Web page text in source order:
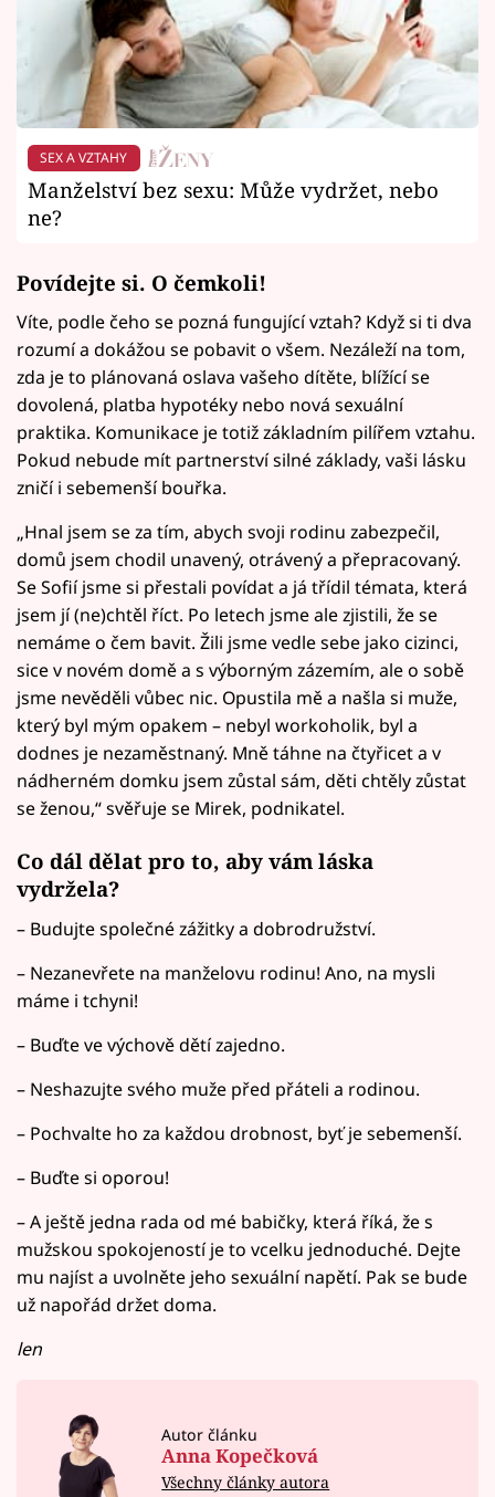
SEX A VZTAHY
Manželství bez sexu: Může vydržet, nebo
ne?
Povídejte si. O čemkoli!
Víte, podle čeho se pozná fungující vztah? Když si ti dva
rozumí a dokážou se pobavit o všem. Nezáleží na tom,
zda je to plánovaná oslava vašeho dítěte, blížící se
dovolená, platba hypotéky nebo nová sexuální
praktika. Komunikace je totiž základním pilířem vztahu.
Pokud nebude mít partnerství silné základy, vaši lásku
zničí i sebemenší bouřka.
„Hnal jsem se za tím, abych svoji rodinu zabezpečil,
domů jsem chodil unavený, otrávený a přepracovaný.
Se Sofií jsme si přestali povídat a já třídil témata, která
jsem jí (ne)chtěl říct. Po letech jsme ale zjistili, že se
nemáme o čem bavit. Žili jsme vedle sebe jako cizinci,
sice v novém domě a s výborným zázemím, ale o sobě
jsme nevěděli vůbec nic. Opustila mě a našla si muže,
který byl mým opakem – nebyl workoholik, byl a
dodnes je nezaměstnaný. Mně táhne na čtyřicet a v
nádherném domku jsem zůstal sám, děti chtěly zůstat
se ženou,“ svěřuje se Mirek, podnikatel.
Co dál dělat pro to, aby vám láska
vydržela?
– Budujte společné zážitky a dobrodružství.
– Nezanevřete na manželovu rodinu! Ano, na mysli
máme i tchyni!
– Buďte ve výchově dětí zajedno.
– Neshazujte svého muže před přáteli a rodinou.
– Pochvalte ho za každou drobnost, byť je sebemenší.
– Buďte si oporou!
– A ještě jedna rada od mé babičky, která říká, že s
mužskou spokojeností je to vcelku jednoduché. Dejte
mu najíst a uvolněte jeho sexuální napětí. Pak se bude
už napořád držet doma.
len
Autor článku
Anna Kopečková
Všechny články autora